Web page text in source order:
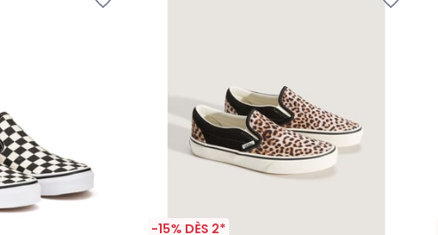
-15% DÈS 2*